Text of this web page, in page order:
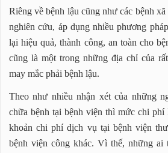
Riêng về bệnh lậu cũng như các bệnh
nghiên cứu, áp dụng nhiều phương
lại hiệu quả, thành công, an toàn cho
cũng là một trong những địa chỉ của
may mắc phải bệnh lậu.
Theo như nhiều nhận xét của những
chữa bệnh tại bệnh viện thì mức chi phí
khoản chi phí dịch vụ tại bệnh viện
bệnh viện công khác. Vì thế, những